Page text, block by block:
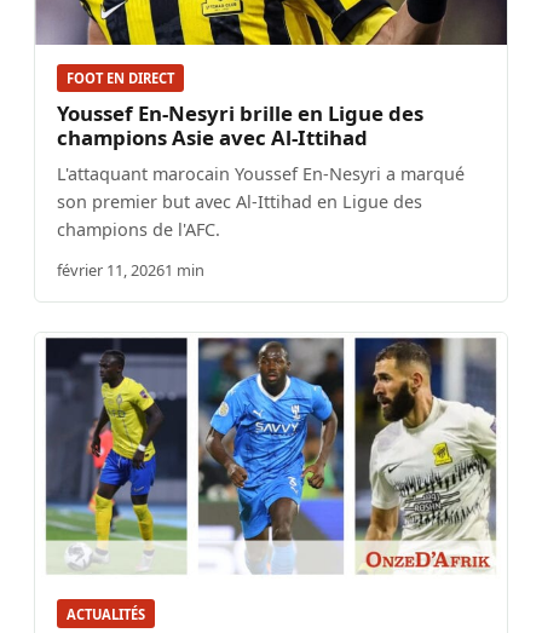
FOOT EN DIRECT
Youssef En-Nesyri brille en Ligue des
champions Asie avec Al-Ittihad
L'attaquant marocain Youssef En-Nesyri a marqué
son premier but avec Al-Ittihad en Ligue des
champions de l'AFC.
février 11, 20261 min
ACTUALITÉS